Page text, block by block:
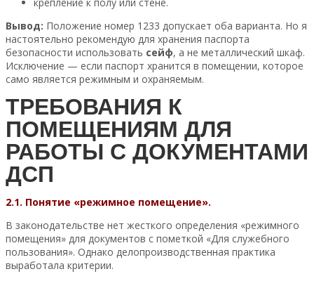
Вывод: Положение номер 1233 допускает оба варианта. Но я
настоятельно рекомендую для хранения паспорта
безопасности использовать сейф, а не металлический шкаф.
Исключение — если паспорт хранится в помещении, которое
само является режимным и охраняемым.
ТРЕБОВАНИЯ К
ПОМЕЩЕНИЯМ ДЛЯ
РАБОТЫ С ДОКУМЕНТАМИ
ДСП
2.1. Понятие «режимное помещение».
В законодательстве нет жесткого определения «режимного
помещения» для документов с пометкой «Для служебного
пользования». Однако делопроизводственная практика
выработала критерии.